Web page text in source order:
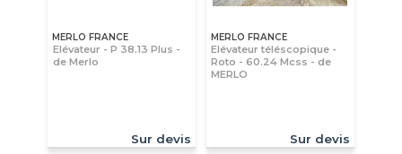
MERLO FRANCE
Elévateur - P 38.13 Plus -
de Merlo
Sur devis
MERLO FRANCE
Elévateur téléscopique -
Roto - 60.24 Mcss - de
MERLO
Sur devis